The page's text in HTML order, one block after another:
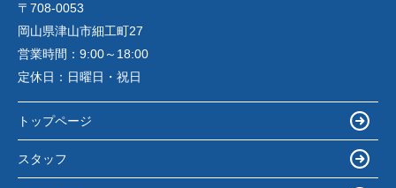
〒708-0053
岡山県津山市細工町27
営業時間： 9:00～18:00
定休日： 日曜日・祝日
トップページ
スタッフ